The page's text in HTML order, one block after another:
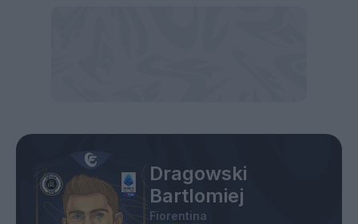
Dragowski
Bartlomiej
Fiorentina